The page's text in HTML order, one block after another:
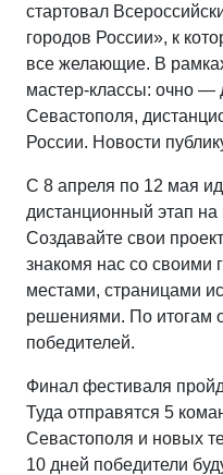
стартовал
городов России», к
все желающие. В
мастер-классы: очно —
Севастополя,
России. Новости
С 8 апреля по 12 мая
дистанционный этап
Создавайте свои
знакомя нас со
местами, страницами
решениями. По итогам
победителей.
Финал фестиваля
Туда отправятся 5
Севастополя и новых
10 дней победители